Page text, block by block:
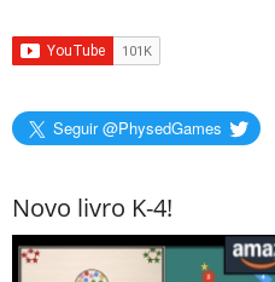
Seguir @PhysedGames
Novo livro K-4!